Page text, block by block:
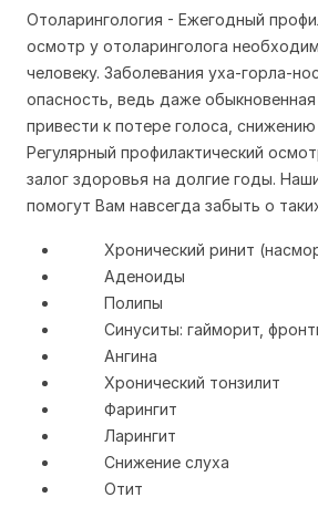
Отоларингология - Ежегодный
осмотр у отоларинголога
человеку. Заболевания уха-горла-
опасность, ведь даже
привести к потере голоса,
Регулярный профилактический
залог здоровья на долгие годы.
помогут Вам навсегда забыть о
Хронический ринит
Аденоиды
Полипы
Синуситы: гайморит,
Ангина
Хронический тонзилит
Фарингит
Ларингит
Снижение слуха
Отит